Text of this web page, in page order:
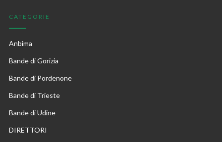
CATEGORIE
Anbima
Bande di Gorizia
Bande di Pordenone
Bande di Trieste
Bande di Udine
DIRETTORI